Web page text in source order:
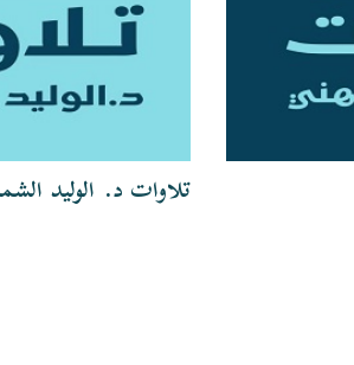
تلاوات د. الوليد